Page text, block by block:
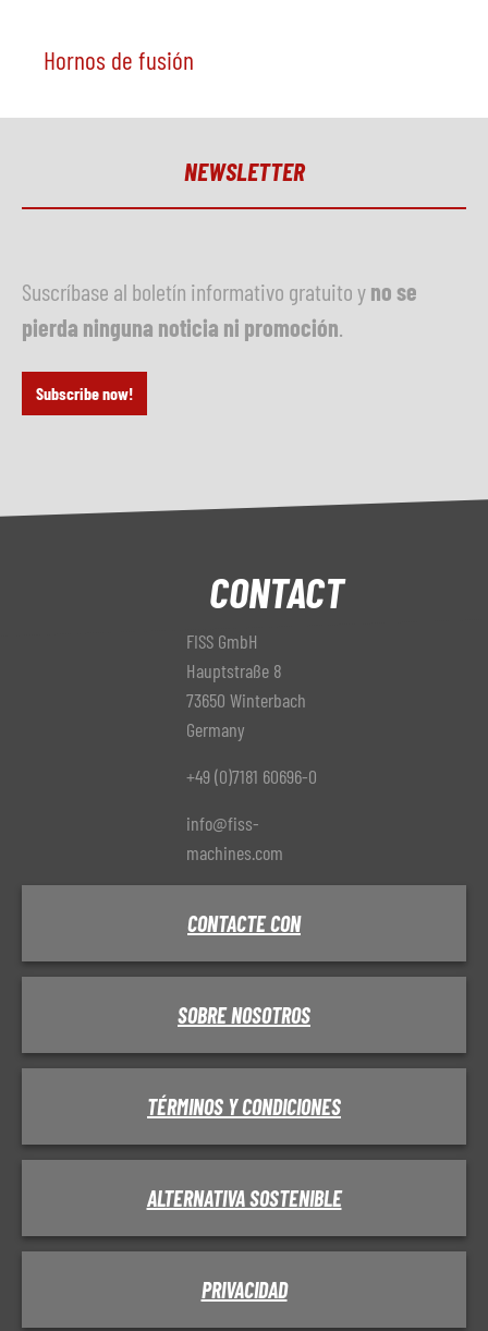
Hornos de fusión
NEWSLETTER
Suscríbase al boletín informativo gratuito yno se
pierda ninguna noticia ni promoción
Subscribe now!
CONTACT
FISS GmbH
Hauptstraße 8
73650 Winterbach
Germany
+49 (0)7181 60696-0
info@fiss-
machines.com
CONTACTE CON
SOBRE NOSOTROS
TÉRMINOS Y CONDICIONES
ALTERNATIVA SOSTENIBLE
PRIVACIDAD